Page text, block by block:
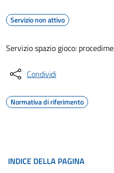
Servizio non attivo
Servizio spazio gioco:
Condividi
Normativa di riferimento
INDICE DELLA PAGINA